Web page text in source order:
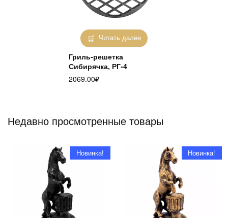
Читать далее
Гриль-решетка
Сибирячка, РГ-4
2069.00₽
Недавно просмотренные товары
Новинка! Новинка!